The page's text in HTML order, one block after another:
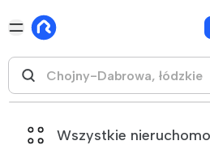
Wszystkie